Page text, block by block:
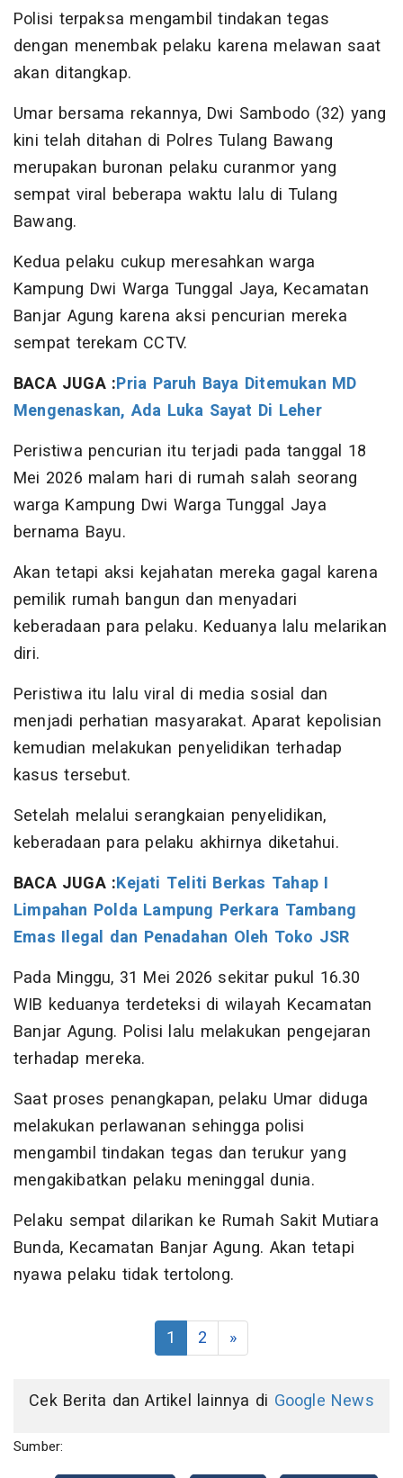
Polisi terpaksa mengambil tindakan tegas
dengan menembak pelaku karena melawan saat
akan ditangkap.
Umar bersama rekannya, Dwi Sambodo (32) yang
kini telah ditahan di Polres Tulang Bawang
merupakan buronan pelaku curanmor yang
sempat viral beberapa waktu lalu di Tulang
Bawang.
Kedua pelaku cukup meresahkan warga
Kampung Dwi Warga Tunggal Jaya, Kecamatan
Banjar Agung karena aksi pencurian mereka
sempat terekam CCTV.
BACA JUGA :Pria Paruh Baya Ditemukan MD
Mengenaskan, Ada Luka Sayat Di Leher
Peristiwa pencurian itu terjadi pada tanggal 18
Mei 2026 malam hari di rumah salah seorang
warga Kampung Dwi Warga Tunggal Jaya
bernama Bayu.
Akan tetapi aksi kejahatan mereka gagal karena
pemilik rumah bangun dan menyadari
keberadaan para pelaku. Keduanya lalu melarikan
diri.
Peristiwa itu lalu viral di media sosial dan
menjadi perhatian masyarakat. Aparat kepolisian
kemudian melakukan penyelidikan terhadap
kasus tersebut.
Setelah melalui serangkaian penyelidikan,
keberadaan para pelaku akhirnya diketahui.
BACA JUGA :Kejati Teliti Berkas Tahap I
Limpahan Polda Lampung Perkara Tambang
Emas Ilegal dan Penadahan Oleh Toko JSR
Pada Minggu, 31 Mei 2026 sekitar pukul 16.30
WIB keduanya terdeteksi di wilayah Kecamatan
Banjar Agung. Polisi lalu melakukan pengejaran
terhadap mereka.
Saat proses penangkapan, pelaku Umar diduga
melakukan perlawanan sehingga polisi
mengambil tindakan tegas dan terukur yang
mengakibatkan pelaku meninggal dunia.
Pelaku sempat dilarikan ke Rumah Sakit Mutiara
Bunda, Kecamatan Banjar Agung. Akan tetapi
nyawa pelaku tidak tertolong.
1 2 »
Cek Berita dan Artikel lainnya di Google News
Sumber: